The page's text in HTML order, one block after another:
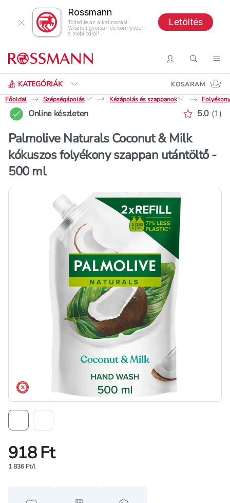
Rossmann
Töltsd le az alkalmazást!
Vásárolj gyorsan és könnyedén
a mobilodról!
Letöltés
BelépésKeresés
KATEGÓRIÁK
Keresés
KOSARAM
Főoldal
Szépségápolás Kézápolás és szappanok
Online készleten 5.0 (1)
Palmolive Naturals Coconut & Milk
kókuszos folyékony szappan utántöltő -
500 ml
árréscsökkentés
918 Ft
1 836 Ft/l